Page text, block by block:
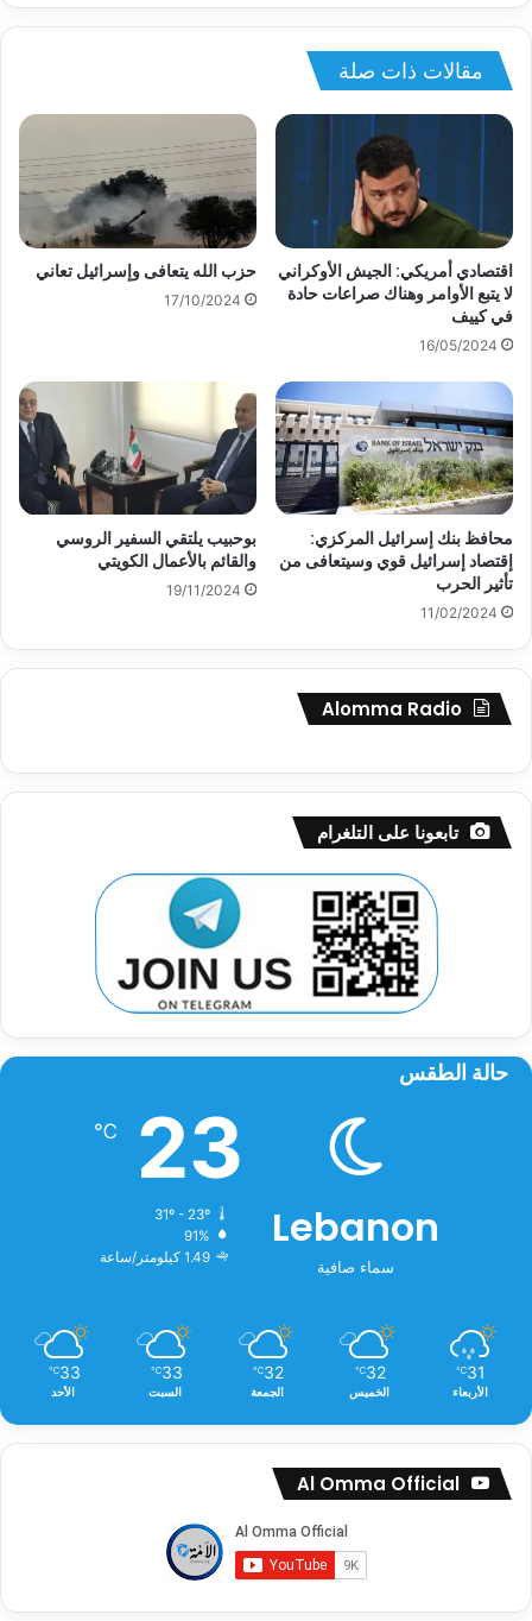
مقالات ذات صلة
اقتصادي أمريكي: الجيش الأوكراني
لا يتبع الأوامر وهناك صراعات حادة
في كييف
16/05/2024
حزب الله يتعافى وإسرائيل تعاني
17/10/2024
محافظ بنك إسرائيل المركزي:
إقتصاد إسرائيل قوي وسيتعافى من
تأثير الحرب
11/02/2024
بوحبيب يلتقي السفير الروسي
والقائم بالأعمال الكويتي
19/11/2024
Alomma Radio
تابعونا على التلغرام
حالة الطقس
Lebanon
سماء صافية
23
℃
31º - 23º
91%
1.49 كيلومتر/ساعة
31
℃
الأربعاء
32
℃
الخميس
32
℃
الجمعة
33
℃
السبت
33
℃
الأحد
Al Omma Official